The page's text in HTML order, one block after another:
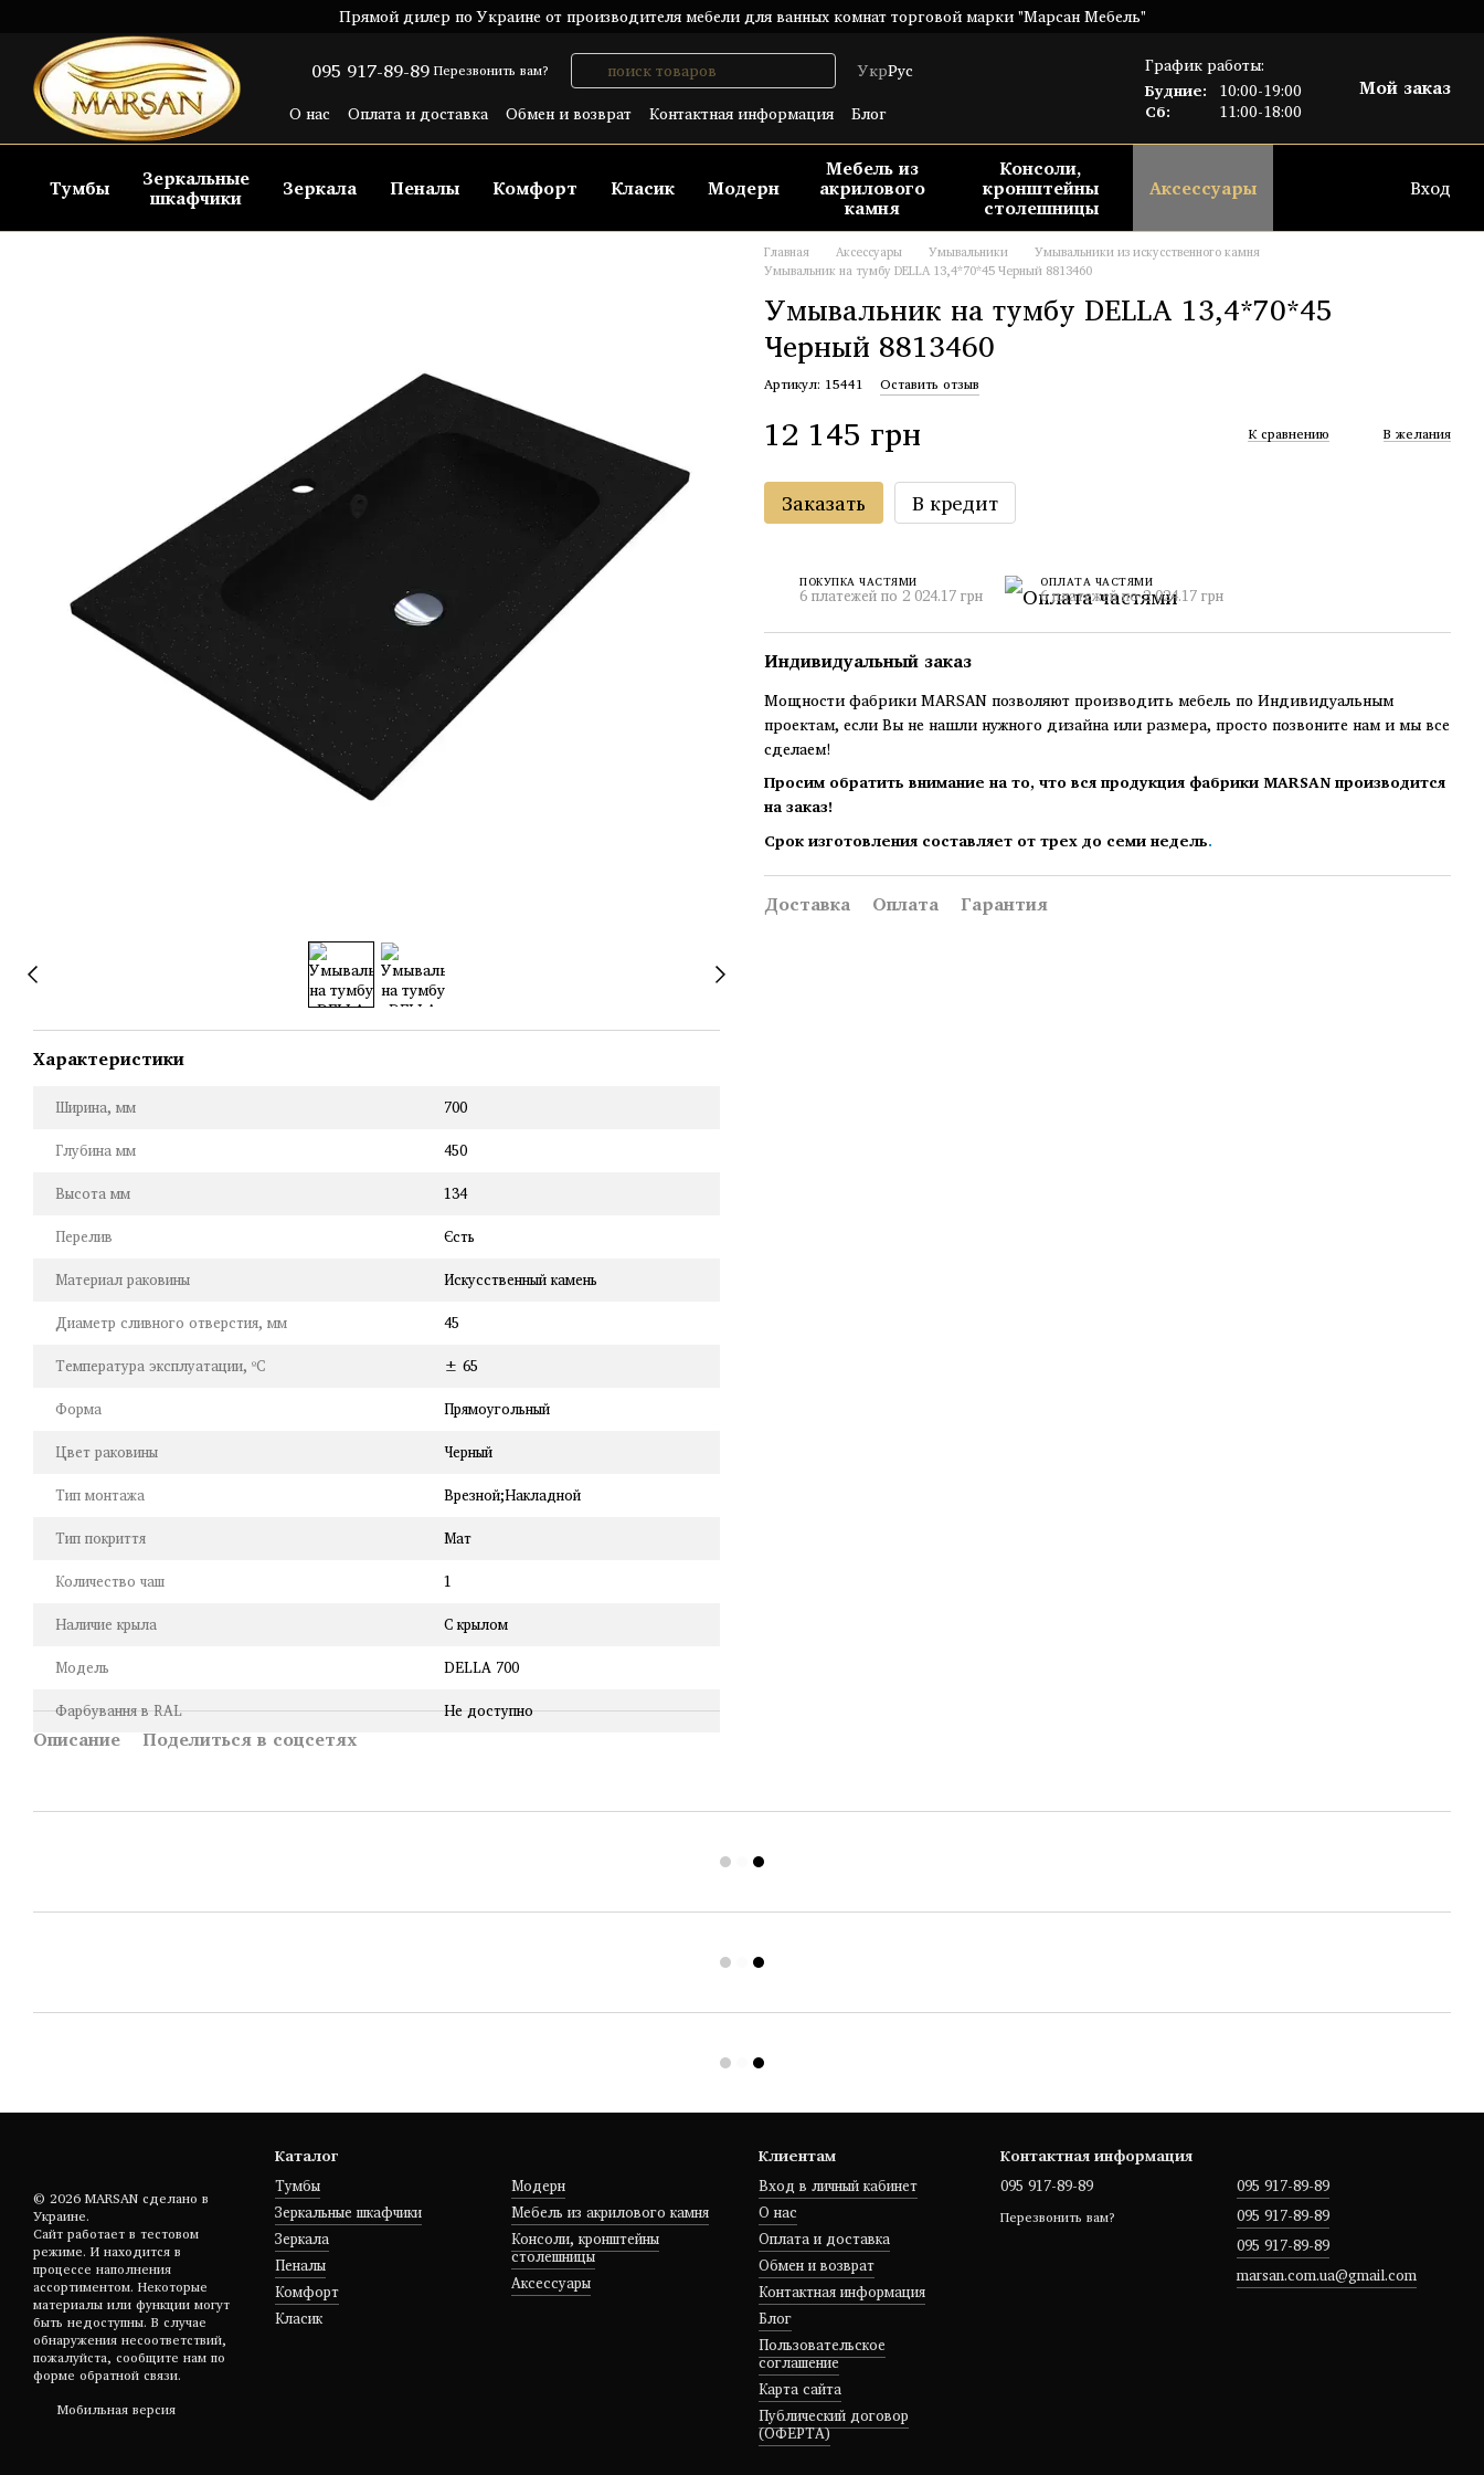
Прямой дилер по Украине от производителя мебели для ванных комнат торговой марки "Марсан Мебель"
095 917-89-89 Перезвонить вам? УкрРус
О нас
Оплата и доставка Обмен и возврат Контактная информация
Блог
График работы:
Будние: 10:00-19:00
Сб:
11:00-18:00
Мой заказ
Тумбы Зеркальные
шкафчики Зеркала Пеналы Комфорт Класик Модерн
Мебель из
акрилового
камня
Консоли,
кронштейны
столешницы
Аксессуары Вход
Характеристики
Ширина, мм
700
Глубина мм
450
Высота мм
134
Перелив
Єсть
Материал раковины
Искусственный камень
Диаметр сливного отверстия, мм
45
Температура эксплуатации, ºC
± 65
Форма
Прямоугольный
Цвет раковины
Черный
Тип монтажа
Врезной;Накладной
Тип покриття
Мат
Количество чаш
1
Наличие крыла
С крылом
Модель
DELLA 700
Фарбування в RAL
Не доступно
Описание Поделиться в соцсетях
Главная Аксессуары Умывальники
Умывальники из искусственного камня
Умывальник на тумбу DELLA 13,4*70*45 Черный 8813460
Умывальник на тумбу DELLA 13,4*70*45
Черный 8813460
Артикул: 15441 Оставить отзыв
12 145 грн К сравнению В желания
Заказать В кредит
ПОКУПКА ЧАСТЯМИ
6 платежей по 2 024.17 грн
ОПЛАТА ЧАСТЯМИ
6 платежей по 2 024.17 грн
Индивидуальный заказ
Мощности фабрики MARSAN позволяют производить мебель по Индивидуальным
проектам, если Вы не нашли нужного дизайна или размера, просто позвоните нам и мы все
сделаем!
Просим обратить внимание на то, что вся продукция фабрики MARSAN производится
на заказ!
Срок изготовления составляет от трех до семи недель.
Доставка Оплата Гарантия
© 2026 MARSAN сделано в
Украине.
Сайт работает в тестовом
режиме. И находится в
процессе наполнения
ассортиментом. Некоторые
материалы или функции могут
быть недоступны. В случае
обнаружения несоответствий,
пожалуйста, сообщите нам по
форме обратной связи.
Мобильная версия
Каталог
Тумбы
Зеркальные шкафчики
Зеркала
Пеналы
Комфорт
Класик
Модерн
Мебель из акрилового камня
Консоли, кронштейны
столешницы
Аксессуары
Клиентам
Вход в личный кабинет
О нас
Оплата и доставка
Обмен и возврат
Контактная информация
Блог
Пользовательское
соглашение
Карта сайта
Публический договор
(ОФЕРТА)
Контактная информация
095 917-89-89
Перезвонить вам?
095 917-89-89
095 917-89-89
095 917-89-89
marsan.com.ua@gmail.com